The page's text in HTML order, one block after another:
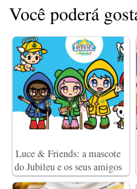
Você poderá
Luce & Friends: a mascote
do Jubileu e os seus amigos